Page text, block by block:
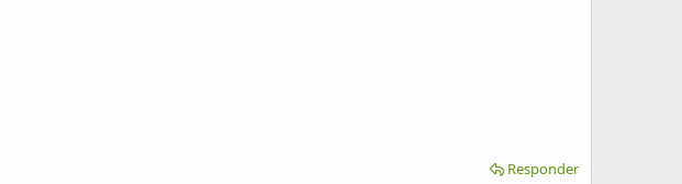
Responder